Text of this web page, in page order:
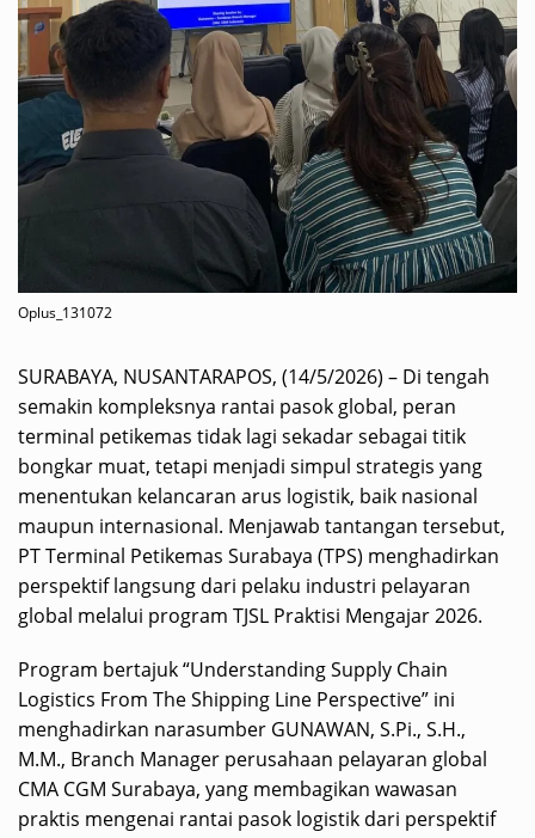
Oplus_131072
SURABAYA, NUSANTARAPOS, (14/5/2026) – Di tengah
semakin kompleksnya rantai pasok global, peran
terminal petikemas tidak lagi sekadar sebagai titik
bongkar muat, tetapi menjadi simpul strategis yang
menentukan kelancaran arus logistik, baik nasional
maupun internasional. Menjawab tantangan tersebut,
PT Terminal Petikemas Surabaya (TPS) menghadirkan
perspektif langsung dari pelaku industri pelayaran
global melalui program TJSL Praktisi Mengajar 2026.
Program bertajuk “Understanding Supply Chain
Logistics From The Shipping Line Perspective” ini
menghadirkan narasumber GUNAWAN, S.Pi., S.H.,
M.M., Branch Manager perusahaan pelayaran global
CMA CGM Surabaya, yang membagikan wawasan
praktis mengenai rantai pasok logistik dari perspektif